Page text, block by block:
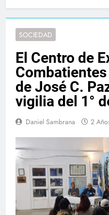
SOCIEDAD
El Centro de
de José C.
vigilia del 1°
Daniel Sambrana 2